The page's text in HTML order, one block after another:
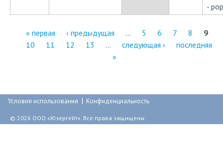
-
р
а
н
« первая ‹ предыдущая … 5 6 7 8
9
10
11 12 13 … следующая ›
последняя
»
Условия использования | Конфиденциальность
© 2026 ООО «Юзергейт». Все права защищены.